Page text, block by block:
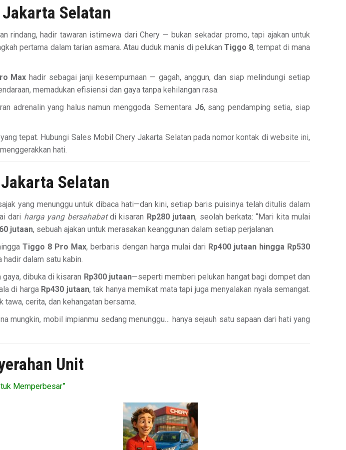
Selatan
rindang, hadir tawaran istimewa dari Chery — bukan sekadar promo, tapi ajakan untuk
pertama dalam tarian asmara. Atau duduk manis di pelukan Tiggo 8, tempat di mana
Max hadir sebagai janji kesempurnaan — gagah, anggun, dan siap melindungi setiap
memadukan efisiensi dan gaya tanpa kehilangan rasa.
adrenalin yang halus namun menggoda. Sementara J6, sang pendamping setia, siap
tepat. Hubungi Sales Mobil Chery Jakarta Selatan pada nomor kontak di website ini,
hati.
Selatan
yang menunggu untuk dibaca hati—dan kini, setiap baris puisinya telah ditulis dalam
dari harga yang bersahabatdi kisaran Rp280 jutaan, seolah berkata: “Mari kita mulai
jutaan, sebuah ajakan untuk merasakan keanggunan dalam setiap perjalanan.
Tiggo 8 Pro Max, berbaris dengan harga mulai dari Rp400 jutaan hingga Rp530
dalam satu kabin.
dibuka di kisaran Rp300 jutaan—seperti memberi pelukan hangat bagi dompet dan
di harga Rp430 jutaan, tak hanya memikat mata tapi juga menyalakan nyala semangat.
tawa, cerita, dan kehangatan bersama.
mobil impianmu sedang menunggu… hanya sejauh satu sapaan dari hati yang
Unit
Memperbesar”